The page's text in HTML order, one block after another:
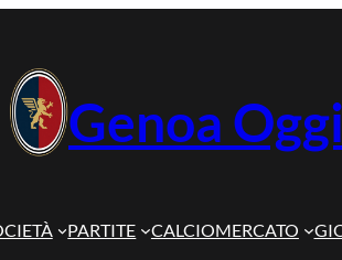
Genoa Oggi
PARTITE CALCIOMERCATO